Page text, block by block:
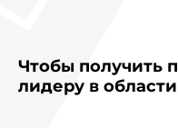
Чтобы получить
лидеру в